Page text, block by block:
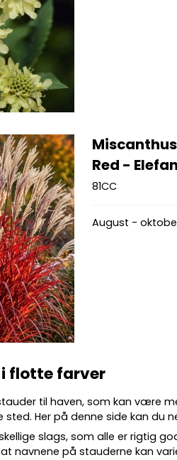
Red -
81CC
August -
flotte farver
til haven, som kan være
Her på denne side kan du
slags, som alle er rigtig
navnene på stauderne kan